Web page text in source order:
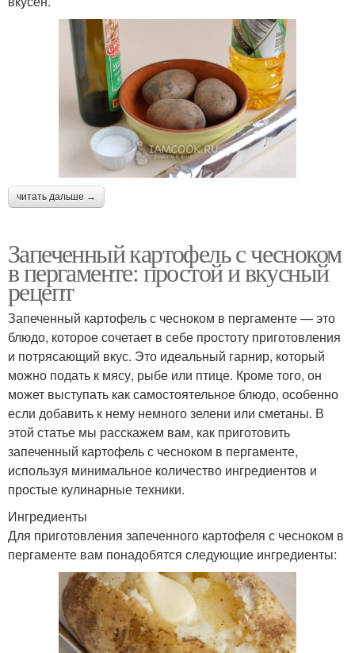
читать дальше →
Запеченный картофель с чесноком
в пергаменте: простой и вкусный
рецепт
Запеченный картофель с чесноком в пергаменте — это
блюдо, которое сочетает в себе простоту приготовления
и потрясающий вкус. Это идеальный гарнир, который
можно подать к мясу, рыбе или птице. Кроме того, он
может выступать как самостоятельное блюдо, особенно
если добавить к нему немного зелени или сметаны. В
этой статье мы расскажем вам, как приготовить
запеченный картофель с чесноком в пергаменте,
используя минимальное количество ингредиентов и
простые кулинарные техники.
Ингредиенты
Для приготовления запеченного картофеля с чесноком в
пергаменте вам понадобятся следующие ингредиенты: